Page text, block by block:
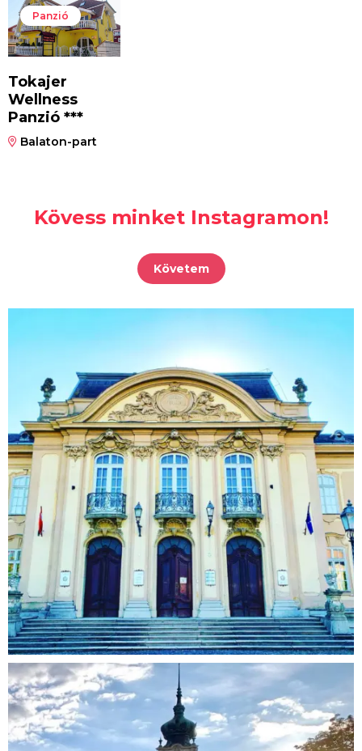
Panzió
Tokajer
Wellness
Panzió ***
Balaton-part
Kövess minket Instagramon!
Követem